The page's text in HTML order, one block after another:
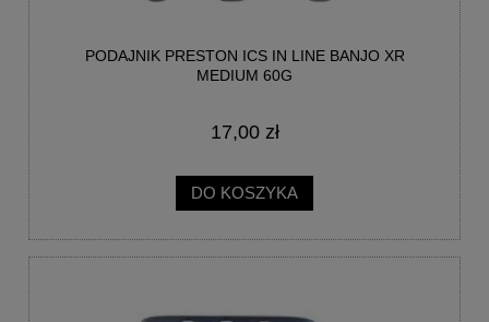
PODAJNIK PRESTON ICS IN LINE BANJO XR
MEDIUM 60G
17,00 zł
DO KOSZYKA